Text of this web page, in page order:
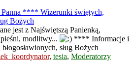
Panna **** Wizerunki świętych,
Bożych
jest z Najświętszą Panienką,
modlitwy...
**** Informacje i
sług Bożych
, tesia, Moderatorzy